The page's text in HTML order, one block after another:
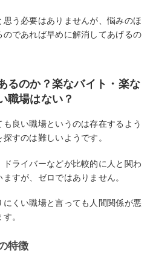
う必要はありませんが、悩みのほ
であれば早めに解消してあげるの
るのか？楽なバイト・楽な
職場はない？
良い職場というのは存在するよう
すのは難しいようです。
ライバーなどが比較的に人と関わ
すが、ゼロではありません。
くい職場と言っても人間関係が悪
。
特徴